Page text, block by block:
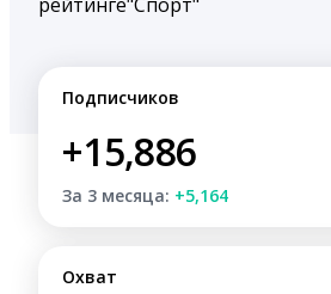
Подписчиков
+15,886
За 3 месяца: +5,164
Охват